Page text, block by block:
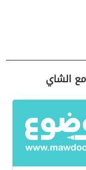
الشاي